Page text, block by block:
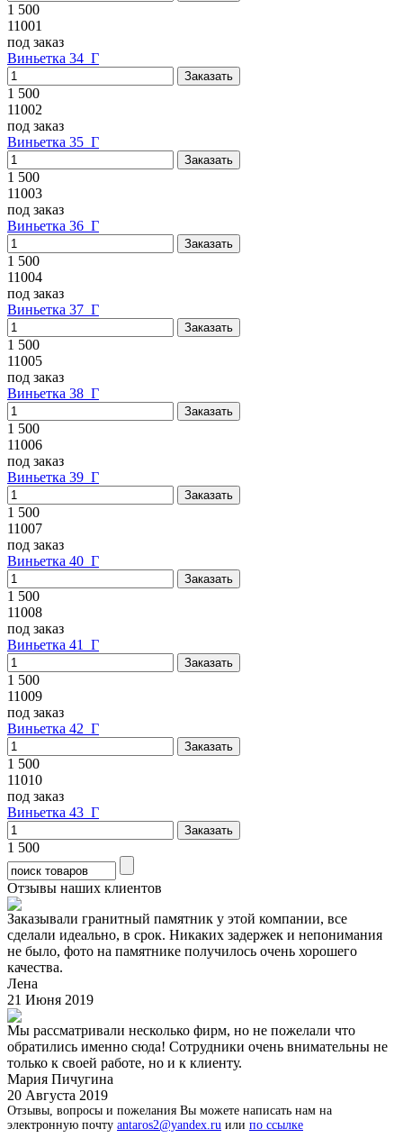
1 500
11001
под заказ
Виньетка 34_Г
1 500
11002
под заказ
Виньетка 35_Г
1 500
11003
под заказ
Виньетка 36_Г
1 500
11004
под заказ
Виньетка 37_Г
1 500
11005
под заказ
Виньетка 38_Г
1 500
11006
под заказ
Виньетка 39_Г
1 500
11007
под заказ
Виньетка 40_Г
1 500
11008
под заказ
Виньетка 41_Г
1 500
11009
под заказ
Виньетка 42_Г
1 500
11010
под заказ
Виньетка 43_Г
1 500
Отзывы наших клиентов
Заказывали гранитный памятник у этой компании, все
сделали идеально, в срок. Никаких задержек и непонимания
не было, фото на памятнике получилось очень хорошего
качества.
Лена
21 Июня 2019
Мы рассматривали несколько фирм, но не пожелали что
обратились именно сюда! Сотрудники очень внимательны не
только к своей работе, но и к клиенту.
Мария Пичугина
20 Августа 2019
Отзывы, вопросы и пожелания Вы можете написать нам на
электронную почту antaros2@yandex.ru или по ссылке